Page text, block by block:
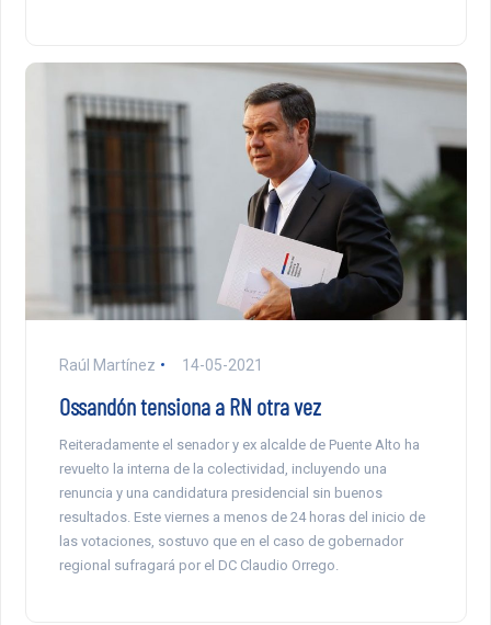
Raúl Martínez 14-05-2021
Ossandón tensiona a RN otra vez
Reiteradamente el senador y ex alcalde de Puente Alto ha
revuelto la interna de la colectividad, incluyendo una
renuncia y una candidatura presidencial sin buenos
resultados. Este viernes a menos de 24 horas del inicio de
las votaciones, sostuvo que en el caso de gobernador
regional sufragará por el DC Claudio Orrego.